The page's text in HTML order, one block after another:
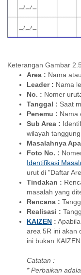
Keterangan Gambar
Area : Nama
Leader : Nama
No. : Nomer
Tanggal : Saat
Penemu : Nama
Sub Area :
wilayah
Masalahnya
Foto No. :
Identifikasi
urut di "Daftar
Tindakan :
masalah yang
Rencana :
Realisasi :
KAIZEN :
area 5R ini akan
ini bukan
Catatan :
* Perbaikan